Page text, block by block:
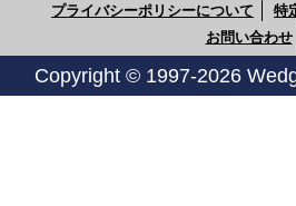
プライバシーポリシーについて
特
お問い合わせ
Copyright © 1997-2026